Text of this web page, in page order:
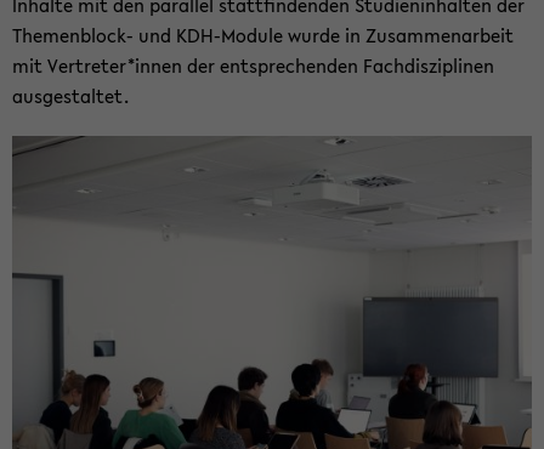
Themenblock-​ und KDH-​Module wurde in Zu­sam­men­ar­beit
mit Ver­tre­ter*innen der ent­spre­chen­den Fach­dis­zi­pli­nen
aus­ge­stal­tet.